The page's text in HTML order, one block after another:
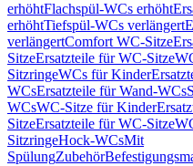
erhöhtFlachspül-WCs erhöht
erhöhtTiefspül-WCs verlängert
verlängertComfort WC-Sitze
SitzeErsatzteile für WC-Sitze
SitzringeWCs für Kinder
WCsErsatzteile für Wand-WCs
WCsWC-Sitze für Kinder
SitzeErsatzteile für WC-Sitze
SitzringeHock-WCsMit
SpülungZubehör